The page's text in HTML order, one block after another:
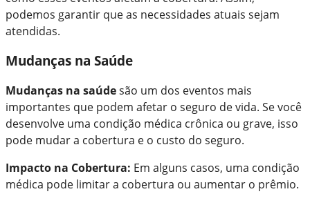
podemos garantir que as necessidades atuais sejam
atendidas.
Mudanças na Saúde
Mudanças na saúdesão um dos eventos mais
importantes que podem afetar o seguro de vida. Se você
desenvolve uma condição médica crônica ou grave, isso
pode mudar a cobertura e o custo do seguro.
Impacto na Cobertura: Em alguns casos, uma condição
médica pode limitar a cobertura ou aumentar o prêmio.